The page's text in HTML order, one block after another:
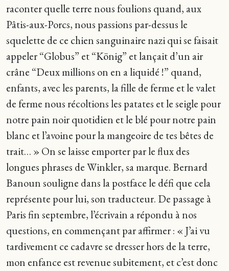
raconter quelle terre nous foulions quand, aux
Pâtis-aux-Porcs, nous passions par-dessus le
squelette de ce chien sanguinaire nazi qui se faisait
appeler “Globus” et “König” et lançait d’un air
crâne “Deux millions on en a liquidé !” quand,
enfants, avec les parents, la fille de ferme et le valet
de ferme nous récoltions les patates et le seigle pour
notre pain noir quotidien et le blé pour notre pain
blanc et l’avoine pour la mangeoire de tes bêtes de
trait… » On se laisse emporter par le flux des
longues phrases de Winkler, sa marque. Bernard
Banoun souligne dans la postface le défi que cela
représente pour lui, son traducteur. De passage à
Paris fin septembre, l’écrivain a répondu à nos
questions, en commençant par affirmer : « J’ai vu
tardivement ce cadavre se dresser hors de la terre,
mon enfance est revenue subitement, et c’est donc